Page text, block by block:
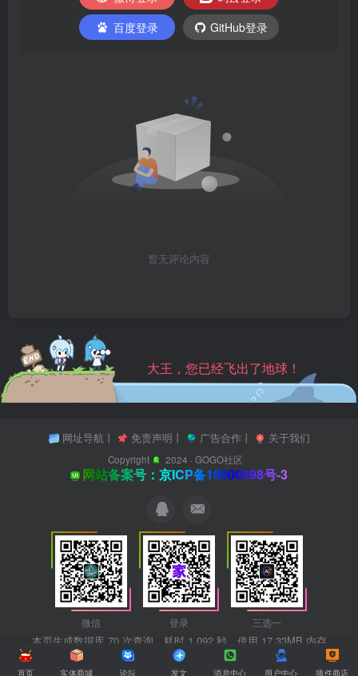
百度登录
GitHub登录
暂无评论内容
大王，您已经飞出了地球！
网址导航丨 免责声明 丨 广告合作丨 关于我们
Copyright 2024 ·GOGO社区
网站备案号：京ICP备19000698号-3
微信 登录 三选一
本页生成数据库 70 次查询，耗时 1.092 秒，使用 17.33MB 内存
首页 实体商城 论坛 发文 消息中心 用户中心 插件商店